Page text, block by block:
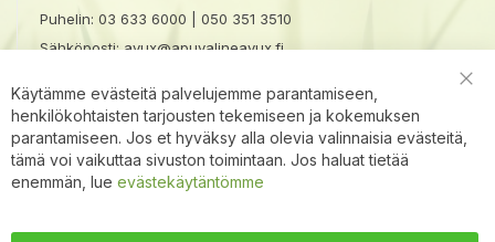
Puhelin: 03 633 6000
050 351 3510
Sähköposti:avux@apuvalineavux.fi